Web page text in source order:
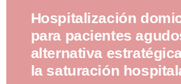
Hospitalización
para pacientes
alternativa
la saturación